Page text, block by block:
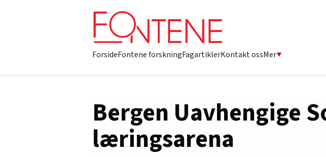
ForsideFontene forskningFagartiklerKontakt ossMer
Bergen Uavhengige
læringsarena